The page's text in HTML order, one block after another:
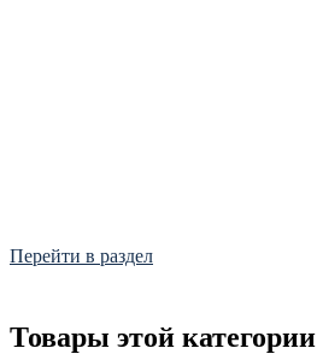
Перейти в раздел
Товары этой категории